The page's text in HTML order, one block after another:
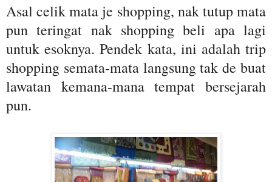
Asal celik mata je shopping, nak tutup mata
pun teringat nak shopping beli apa lagi
untuk esoknya. Pendek kata, ini adalah trip
shopping semata-mata langsung tak de buat
lawatan kemana-mana tempat bersejarah
pun.